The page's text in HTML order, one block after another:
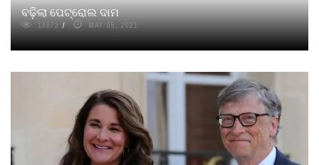
ବଢ଼ିଲା ପେଟ୍ରୋଲ ଦାମ
13972 MAY 05, 2021